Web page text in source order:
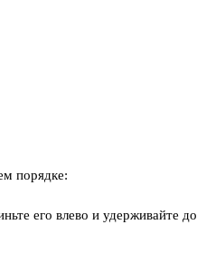
порядке:
его влево и удерживайте до